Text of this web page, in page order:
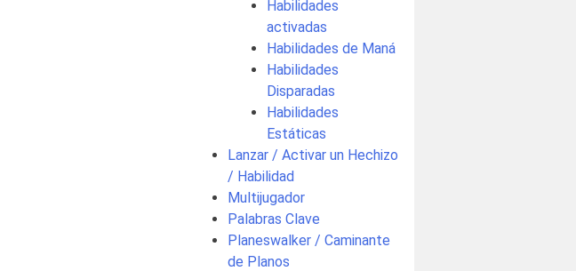
Habilidades
activadas
Habilidades de Maná
Habilidades
Disparadas
Habilidades
Estáticas
Lanzar / Activar un Hechizo
/ Habilidad
Multijugador
Palabras Clave
Planeswalker / Caminante
de Planos